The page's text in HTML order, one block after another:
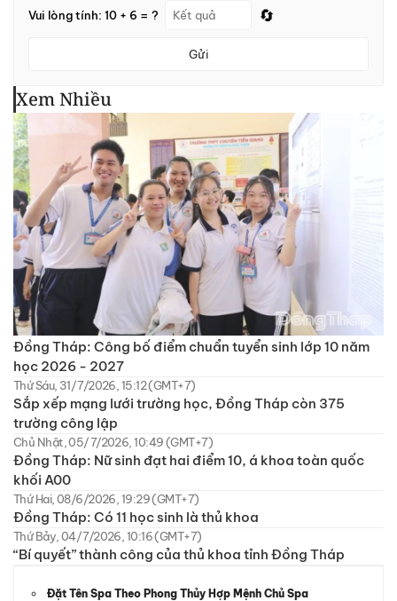
Vui lòng tính: 10 + 6 = ? 🔄
Gửi
Xem Nhiều
Đồng Tháp: Công bố điểm chuẩn tuyển sinh lớp 10 năm
học 2026 - 2027
Thứ Sáu, 31/7/2026, 15:12 (GMT+7)
Sắp xếp mạng lưới trường học, Đồng Tháp còn 375
trường công lập
Chủ Nhật, 05/7/2026, 10:49 (GMT+7)
Đồng Tháp: Nữ sinh đạt hai điểm 10, á khoa toàn quốc
khối A00
Thứ Hai, 08/6/2026, 19:29 (GMT+7)
Đồng Tháp: Có 11 học sinh là thủ khoa
Thứ Bảy, 04/7/2026, 10:16 (GMT+7)
“Bí quyết” thành công của thủ khoa tỉnh Đồng Tháp
Đặt Tên Spa Theo Phong Thủy Hợp Mệnh Chủ Spa